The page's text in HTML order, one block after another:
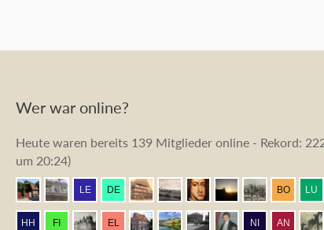
Wer war online?
Heute waren bereits 139 Mitglieder online - Rekord:
um 20:24)